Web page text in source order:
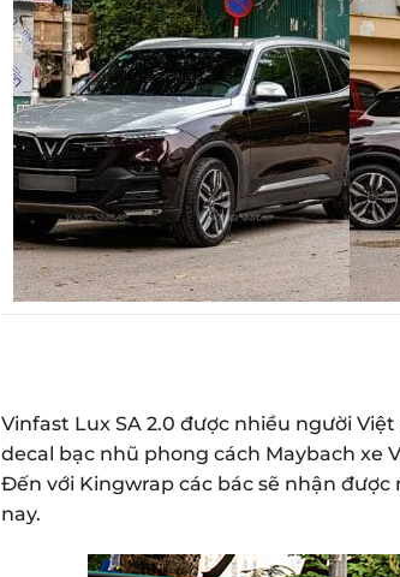
Vinfast Lux SA 2.0 được nhiều người
decal bạc nhũ phong cách Maybach xe
Đến với Kingwrap các bác sẽ nhận
nay.